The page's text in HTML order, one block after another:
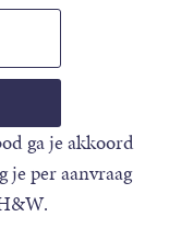
ga je akkoord
je per aanvraag